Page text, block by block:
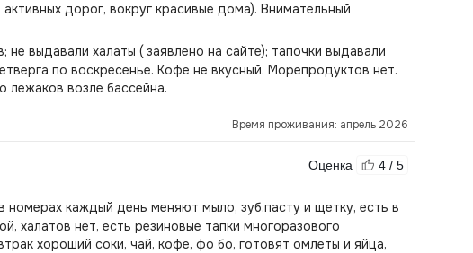
дорог, вокруг красивые дома). Внимательный
выдавали халаты ( заявлено на сайте); тапочки выдавали
по воскресенье. Кофе не вкусный. Морепродуктов нет.
возле бассейна.
Время проживания: апрель 2026
Оценка 4 / 5
каждый день меняют мыло, зуб.пасту и щетку, есть в
халатов нет, есть резиновые тапки многоразового
хороший соки, чай, кофе, фо бо, готовят омлеты и яйца,